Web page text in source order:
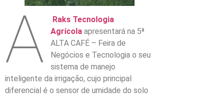
A
Raks Tecnologia
Agrícola apresentará na 5ª
ALTA CAFÉ – Feira de
Negócios e Tecnologia o seu
sistema de manejo
inteligente da irrigação, cujo principal
diferencial é o sensor de umidade do solo